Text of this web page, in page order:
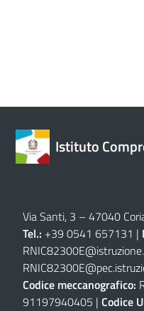
Istituto
Via Santi, 3 – 47040
Tel.: +39 0541 657131 |
Codice meccanografico:
91197940405 | Codice